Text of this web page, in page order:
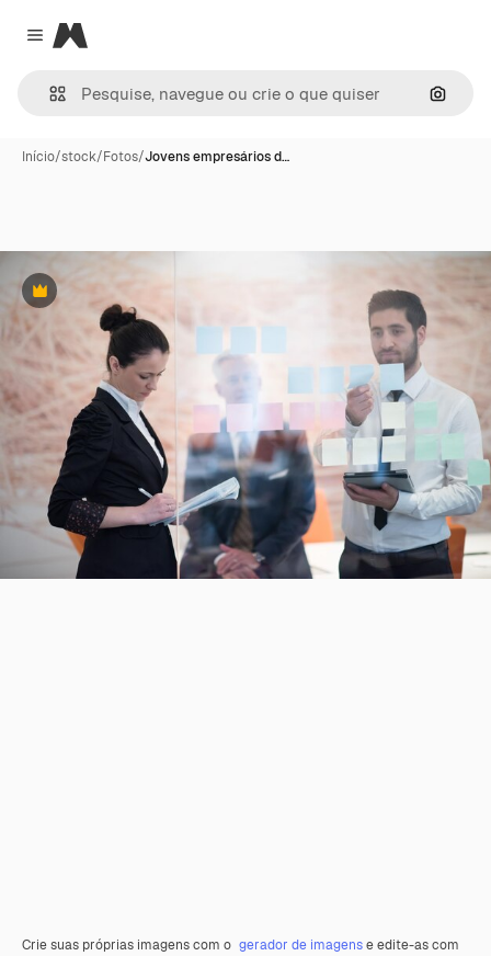
Close menu
Magnific
Início/stock/Fotos/Jovens empresários d…
Premium
Crie suas próprias imagens com o gerador de imagense edite-as com